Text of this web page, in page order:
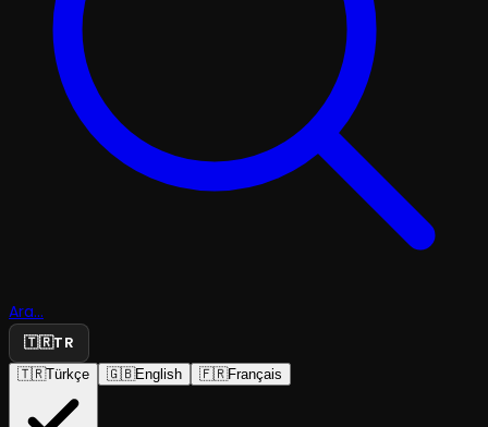
Ara...
🇹🇷TR
🇹🇷Türkçe 🇬🇧English 🇫🇷Français